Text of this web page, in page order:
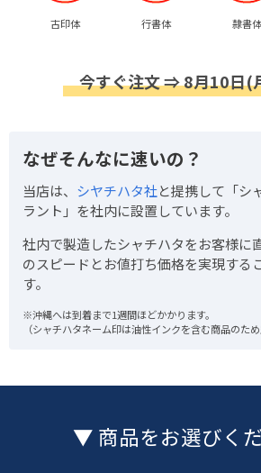
古印体 行書体 隷書体
今すぐ注文 ⇒ 8月10日(
なぜそんなに速いの？
当店は、 シヤチハタ社と提携して「シ
ラント」を社内に設置しています。
社内で製造したシャチハタをお客様に
のスピードとお値打ち価格を実現する
す。
※沖縄へは到着まで1週間ほどかかります。
（シャチハタネーム印は油性インクを含む商品のため
▼ 商品をお選びく